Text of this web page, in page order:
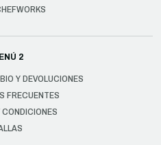
2
Y DEVOLUCIONES
FRECUENTES